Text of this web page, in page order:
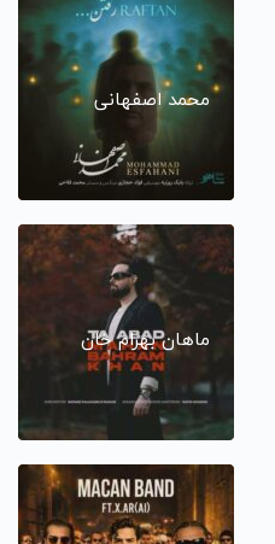
محمد اصفهانی
ماهان بهرام خان